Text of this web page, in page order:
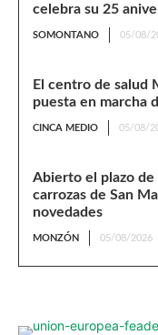
celebra su 25
SOMONTANO 05/08/
El centro de salud
puesta en marcha
CINCA MEDIO 05/08/
Abierto el plazo de
carrozas de San
novedades
MONZÓN 05/08/2026